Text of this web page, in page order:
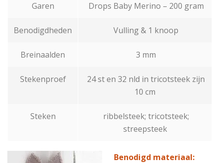
Garen Drops Baby Merino – 200 gram
Benodigdheden Vulling & 1 knoop
Breinaalden 3 mm
Stekenproef
24 st en 32 nld in tricotsteek zijn
10 cm
Steken
ribbelsteek; tricotsteek;
streepsteek
Benodigd materiaal: